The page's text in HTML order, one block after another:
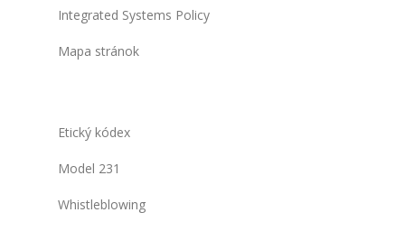
Integrated Systems Policy
Mapa stránok
Etický kódex
Model 231
Whistleblowing